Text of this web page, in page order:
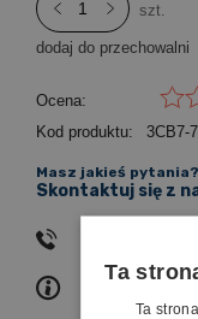
szt.
dodaj do przechowalni
Ocena:
Kod produktu:
3CB7-
Masz jakieś pytania?
Skontaktuj się z
Ta
Ta